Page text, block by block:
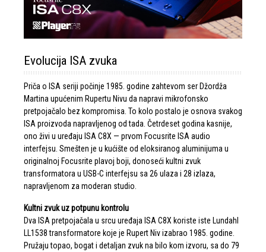
Evolucija ISA zvuka
Priča o ISA seriji počinje 1985. godine zahtevom ser Džordža
Martina upućenim Rupertu Nivu da napravi mikrofonsko
pretpojačalo bez kompromisa. To kolo postalo je osnova svakog
ISA proizvoda napravljenog od tada. Četrdeset godina kasnije,
ono živi u uređaju ISA C8X — prvom Focusrite ISA audio
interfejsu. Smešten je u kućište od eloksiranog aluminijuma u
originalnoj Focusrite plavoj boji, donoseći kultni zvuk
transformatora u USB-C interfejsu sa 26 ulaza i 28 izlaza,
napravljenom za moderan studio.
Kultni zvuk uz potpunu kontrolu
Dva ISA pretpojačala u srcu uređaja ISA C8X koriste iste Lundahl
LL1538 transformatore koje je Rupert Niv izabrao 1985. godine.
Pružaju topao, bogat i detaljan zvuk na bilo kom izvoru, sa do 79